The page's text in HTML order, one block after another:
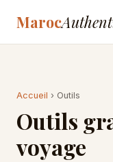
Maroc
Accueil › Outils
Outils
voyage